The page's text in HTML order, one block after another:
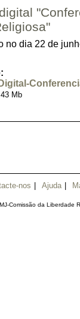
no dia 22 de
Mb
nos | Ajuda |
Comissão da Liberdade